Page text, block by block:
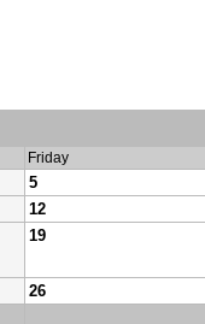
Friday
5
12
19
26